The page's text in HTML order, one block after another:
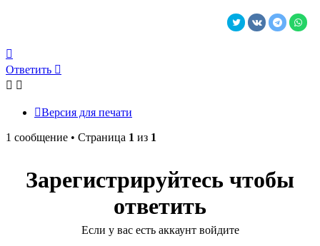
к
началу
Ответить
Версия для печати
1 сообщение • Страница 1 из 1
Зарегистрируйтесь чтобы
ответить
Если у вас есть аккаунт войдите